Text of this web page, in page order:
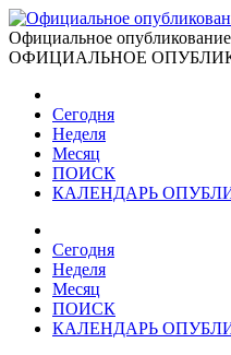
Официальное
ОФИЦИАЛЬНОЕ
Сегодня
Неделя
Месяц
ПОИСК
КАЛЕНДАРЬ
Сегодня
Неделя
Месяц
ПОИСК
КАЛЕНДАРЬ